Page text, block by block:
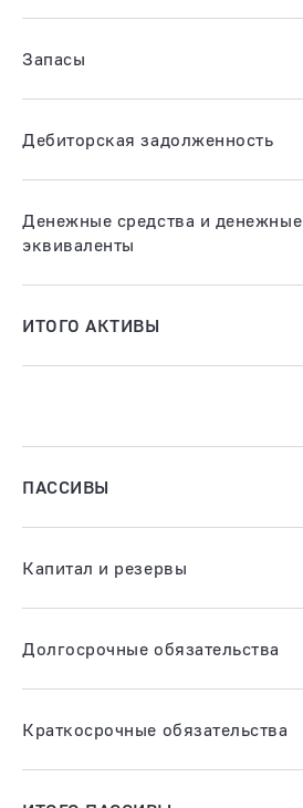
Запасы
Дебиторская задолженность
Денежные средства и денежные
эквиваленты
ИТОГО АКТИВЫ
ПАССИВЫ
Капитал и резервы
Долгосрочные обязательства
Краткосрочные обязательства